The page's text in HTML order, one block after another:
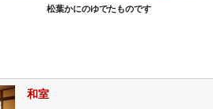
松葉かにのゆでたものです
和室